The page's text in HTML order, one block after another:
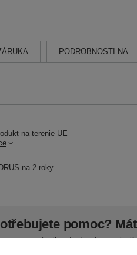
PODROBNOSTI NA
na terenie UE
na 2 roky
pomoc?
a my vám ihned odpovíme,